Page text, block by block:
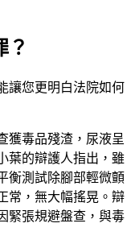
？
讓您更明白法院如何
獲毒品殘渣，尿液呈
葉的辯護人指出，雖
衡測試除腳部輕微顫
常，無大幅搖晃。辯
緊張規避盤查，與毒